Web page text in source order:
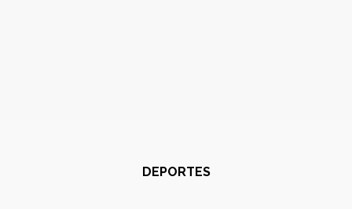
DEPORTES